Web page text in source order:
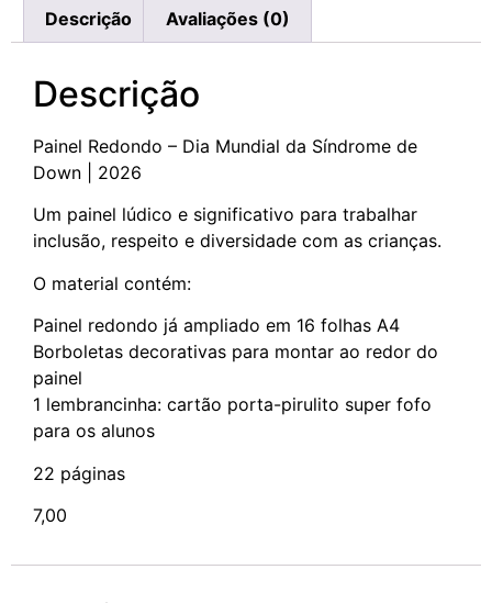
Descrição
Avaliações (0)
Descrição
Painel Redondo – Dia Mundial da Síndrome de
Down | 2026
Um painel lúdico e significativo para trabalhar
inclusão, respeito e diversidade com as crianças.
O material contém:
Painel redondo já ampliado em 16 folhas A4
Borboletas decorativas para montar ao redor do
painel
1 lembrancinha: cartão porta-pirulito super fofo
para os alunos
22 páginas
7,00